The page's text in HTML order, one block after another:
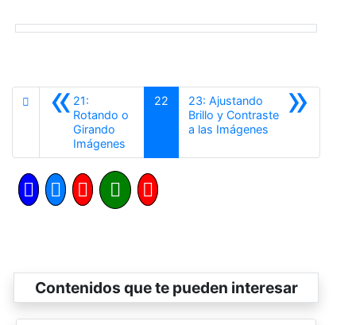
«21:
Rotando o
Girando
Imágenes
22 »
23: Ajustando
Brillo y Contraste
a las Imágenes
Contenidos que te pueden interesar